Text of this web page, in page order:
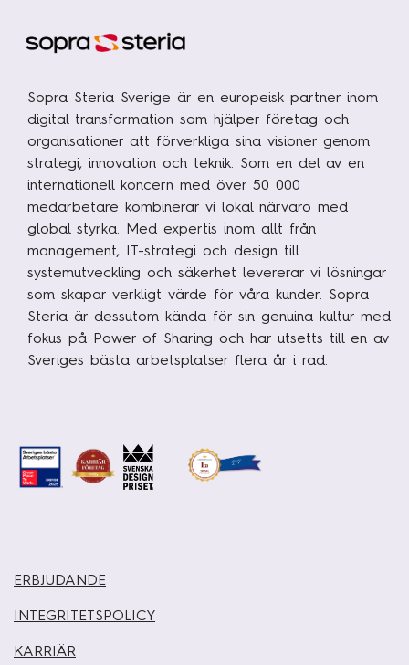
Sopra Steria Sverige är en europeisk partner inom
digital transformation som hjälper företag och
organisationer att förverkliga sina visioner genom
strategi, innovation och teknik. Som en del av en
internationell koncern med över 50 000
medarbetare kombinerar vi lokal närvaro med
global styrka. Med expertis inom allt från
management, IT-strategi och design till
systemutveckling och säkerhet levererar vi lösningar
som skapar verkligt värde för våra kunder. Sopra
Steria är dessutom kända för sin genuina kultur med
fokus på Power of Sharing och har utsetts till en av
Sveriges bästa arbetsplatser flera år i rad.
ERBJUDANDE
INTEGRITETSPOLICY
KARRIÄR